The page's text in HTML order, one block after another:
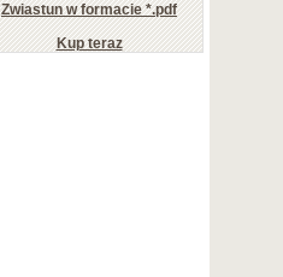
Zwiastun w formacie *.pdf
Kup teraz